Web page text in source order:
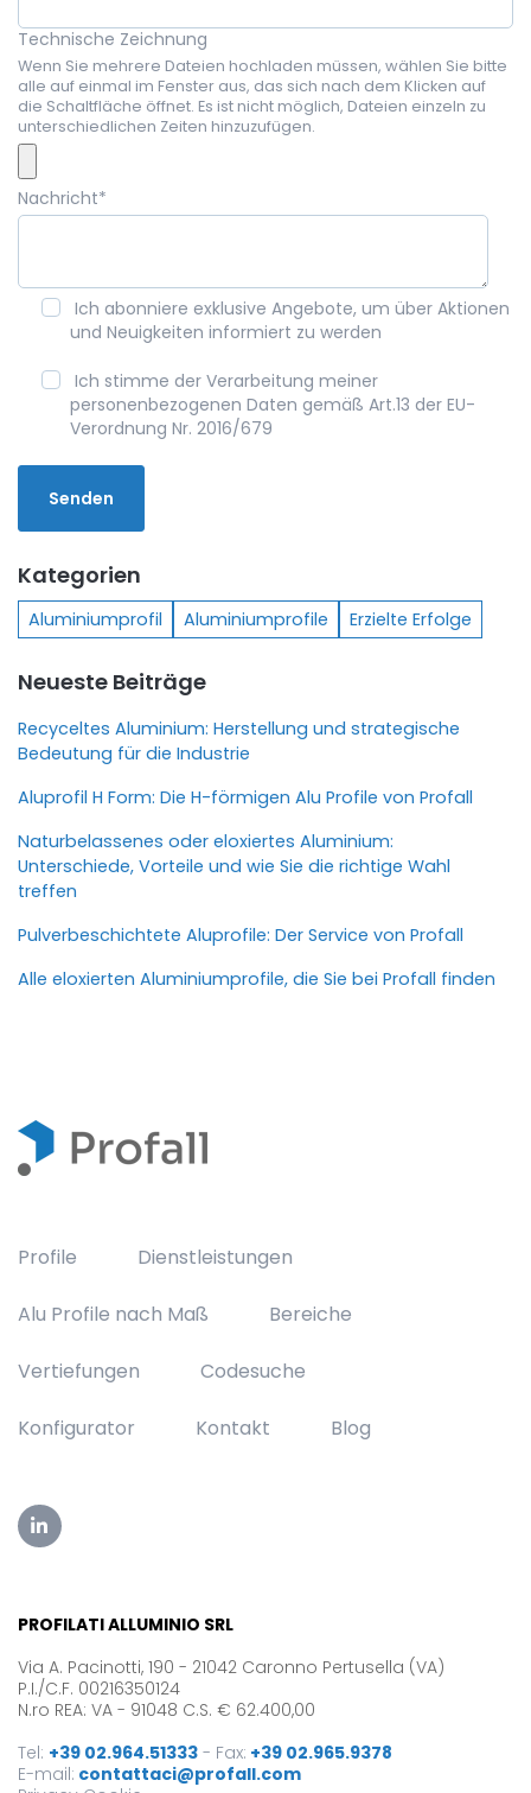
Technische Zeichnung
Wenn Sie mehrere Dateien hochladen müssen, wählen Sie bitte
alle auf einmal im Fenster aus, das sich nach dem Klicken auf
die Schaltfläche öffnet. Es ist nicht möglich, Dateien einzeln zu
unterschiedlichen Zeiten hinzuzufügen.
Nachricht*
Ich abonniere exklusive Angebote, um über Aktionen
und Neuigkeiten informiert zu werden
Ich stimme der Verarbeitung meiner
personenbezogenen Daten gemäß Art.13 der EU-
Verordnung Nr. 2016/679
Kategorien
Aluminiumprofil Aluminiumprofile Erzielte Erfolge
Neueste Beiträge
Recyceltes Aluminium: Herstellung und strategische
Bedeutung für die Industrie
Aluprofil H Form: Die H-förmigen Alu Profile von Profall
Naturbelassenes oder eloxiertes Aluminium:
Unterschiede, Vorteile und wie Sie die richtige Wahl
treffen
Pulverbeschichtete Aluprofile: Der Service von Profall
Alle eloxierten Aluminiumprofile, die Sie bei Profall finden
Profile Dienstleistungen
Alu Profile nach Maß Bereiche
Vertiefungen Codesuche
Konfigurator Kontakt Blog
PROFILATI ALLUMINIO SRL
Via A. Pacinotti, 190 - 21042 Caronno Pertusella (VA)
P.I./C.F. 00216350124
N.ro REA: VA - 91048 C.S. € 62.400,00
Tel: +39 02.964.51333 - Fax: +39 02.965.9378
E-mail: contattaci@profall.com